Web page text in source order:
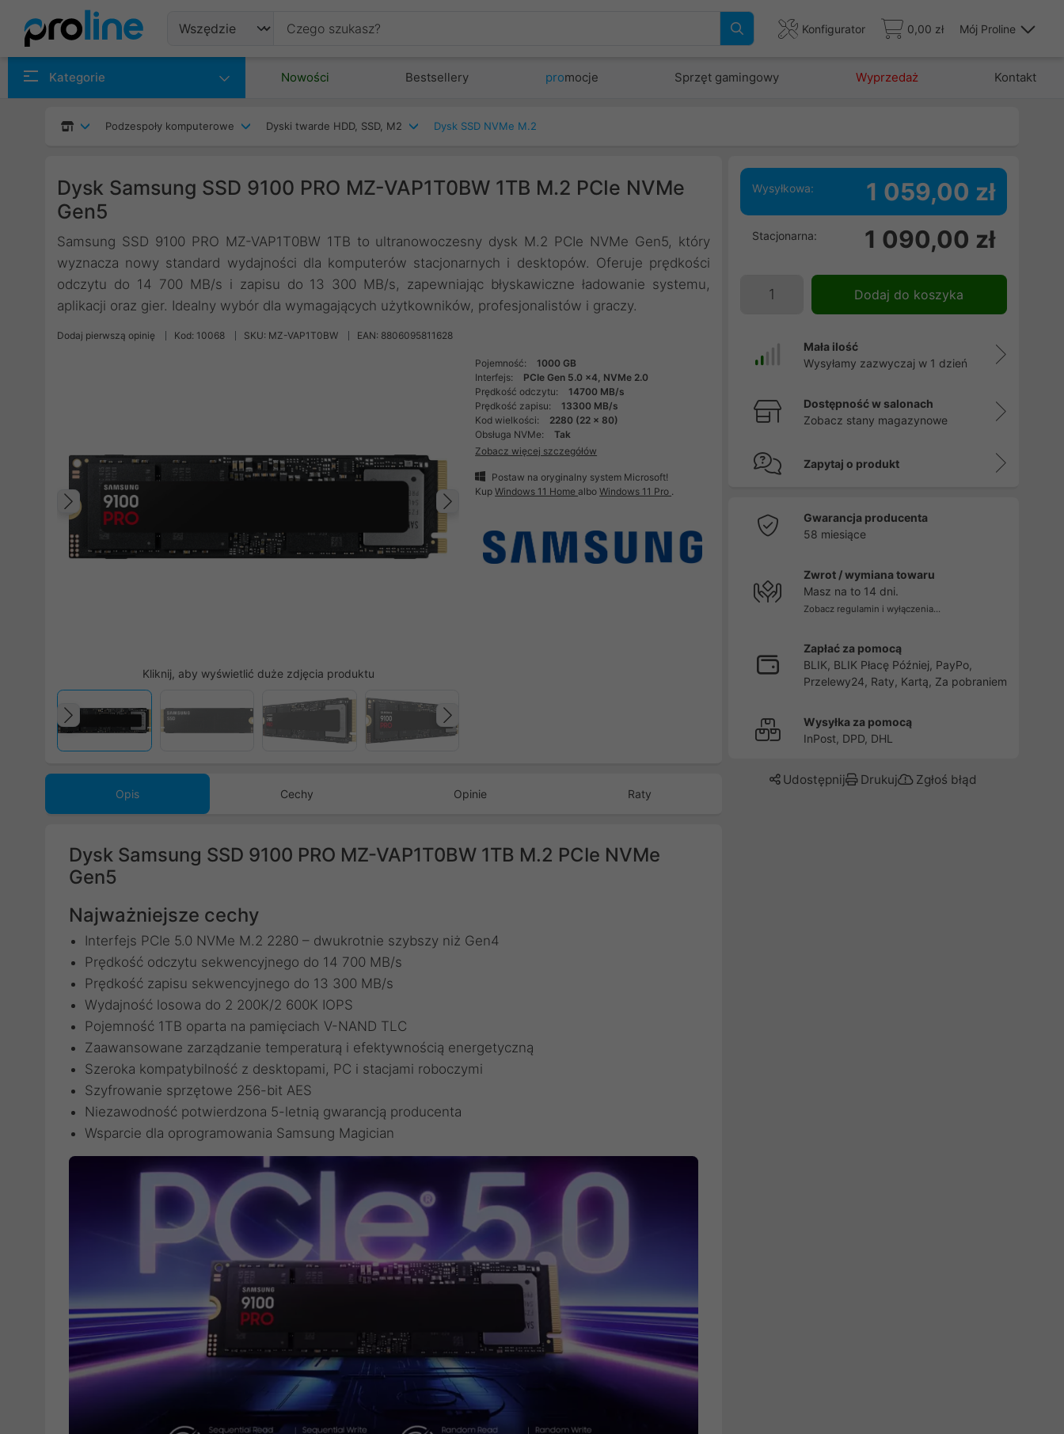
Konfigurator 0,00 zł Mój Proline
Kategorie Nowości Bestsellery promocje Sprzęt gamingowy Wyprzedaż Kontakt
Podzespoły komputerowe Dyski twarde HDD, SSD, M2 Dysk SSD NVMe M.2
Dysk Samsung SSD 9100 PRO MZ-VAP1T0BW 1TB M.2 PCIe NVMe
Gen5
Samsung SSD 9100 PRO MZ-VAP1T0BW 1TB to ultranowoczesny dysk M.2 PCIe NVMe Gen5, który
wyznacza nowy standard wydajności dla komputerów stacjonarnych i desktopów. Oferuje prędkości
odczytu do 14 700 MB/s i zapisu do 13 300 MB/s, zapewniając błyskawiczne ładowanie systemu,
aplikacji oraz gier. Idealny wybór dla wymagających użytkowników, profesjonalistów i graczy.
Dodaj pierwszą opinię Kod: 10068 SKU: MZ-VAP1T0BW EAN: 8806095811628
Poprzedni
Kliknij, aby wyświetlić duże zdjęcia produktu
Następny
Poprzedni
Pojemność:
1000 GB
Interfejs:
PCIe Gen 5.0 x4, NVMe 2.0
Prędkość odczytu:
14700 MB/s
Prędkość zapisu:
13300 MB/s
Kod wielkości:
2280 (22 x 80)
Obsługa NVMe:
Tak
Zobacz więcej szczegółów
Postaw na oryginalny system Microsoft!
KupWindows 11 HomealboWindows 11 Pro .
Opis Cechy Opinie Raty
Dysk Samsung SSD 9100 PRO MZ-VAP1T0BW 1TB M.2 PCIe NVMe
Gen5
Najważniejsze cechy
Interfejs PCIe 5.0 NVMe M.2 2280 – dwukrotnie szybszy niż Gen4
Prędkość odczytu sekwencyjnego do 14 700 MB/s
Prędkość zapisu sekwencyjnego do 13 300 MB/s
Wydajność losowa do 2 200K/2 600K IOPS
Pojemność 1TB oparta na pamięciach V-NAND TLC
Zaawansowane zarządzanie temperaturą i efektywnością energetyczną
Szeroka kompatybilność z desktopami, PC i stacjami roboczymi
Szyfrowanie sprzętowe 256-bit AES
Niezawodność potwierdzona 5-letnią gwarancją producenta
Wsparcie dla oprogramowania Samsung Magician
Wysyłkowa: 1 059,00 zł
Stacjonarna: 1 090,00 zł
Dodaj do koszyka
Mała ilość
Wysyłamy zazwyczaj w 1 dzień
Dostępność w salonach
Zobacz stany magazynowe
Zapytaj o produkt
Gwarancja producenta
58 miesiące
Zwrot / wymiana towaru
Masz na to 14 dni.
Zobacz regulamin i wyłączenia...
Zapłać za pomocą
BLIK, BLIK Płacę Później, PayPo,
Przelewy24, Raty, Kartą, Za pobraniem
Wysyłka za pomocą
InPost, DPD, DHL
Udostępnij Drukuj Zgłoś błąd